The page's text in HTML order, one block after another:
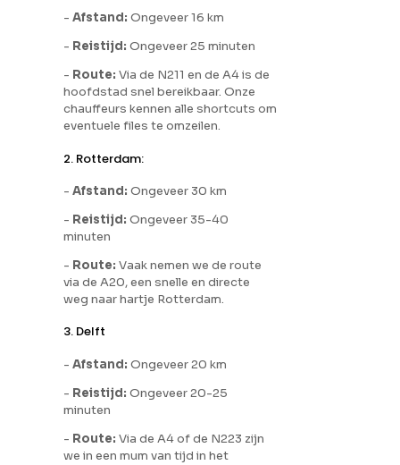
- Afstand: Ongeveer 16 km
- Reistijd: Ongeveer 25 minuten
- Route: Via de N211 en de A4 is de
hoofdstad snel bereikbaar. Onze
chauffeurs kennen alle shortcuts om
eventuele files te omzeilen.
2. Rotterdam:
- Afstand: Ongeveer 30 km
- Reistijd: Ongeveer 35-40
minuten
- Route: Vaak nemen we de route
via de A20, een snelle en directe
weg naar hartje Rotterdam.
3. Delft
- Afstand: Ongeveer 20 km
- Reistijd: Ongeveer 20-25
minuten
- Route: Via de A4 of de N223 zijn
we in een mum van tijd in het